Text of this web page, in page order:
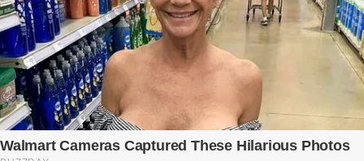
mình. Trí – người chồng mà cô từng yêu đến mù quáng, đã không
còn là người đàn ông của ngày đầu. Thành đạt, quyền lực, nhưng
cũng dối trá và lạnh lùng. Gần đây, anh hay về muộn, thậm chí có
đêm không về. Và rồi, trong một bữa cơm tối vắng lặng, Trí ném
xuống bàn ly n...